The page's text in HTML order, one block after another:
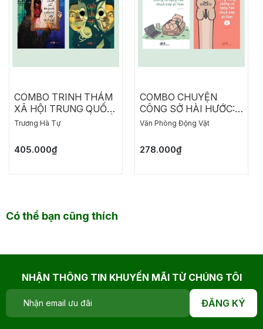
COMBO TRINH THÁM
XÃ HỘI TRUNG QUỐC:
MỘT HỌA SĨ CHẾT RỒI
LẠI - CHẾT LẦN HAI
Trương Hà Tự
405.000₫
COMBO CHUYỆN
CÔNG SỞ HÀI HƯỚC:
CHO AI GHÉT ĐI LÀM -
ĐẴNG, CHẲNG CÓ
NGÀY NÀO THÍCH
Văn Phòng Động Vật
278.000₫
Có thể bạn cũng thích
NHẬN THÔNG TIN KHUYẾN MÃI TỪ CHÚNG TÔI
ĐĂNG KÝ